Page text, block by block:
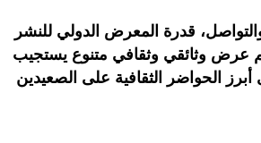
قدرة المعرض الدولي للنشر
عرض وثائقي وثقافي متنوع يستجيب
الحواضر الثقافية على الصعيدين